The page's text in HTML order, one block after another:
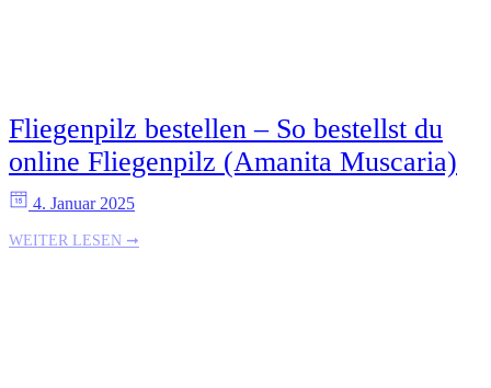
Fliegenpilz bestellen – So bestellst du
online Fliegenpilz (Amanita Muscaria)
4. Januar 2025
WEITER LESEN ➞